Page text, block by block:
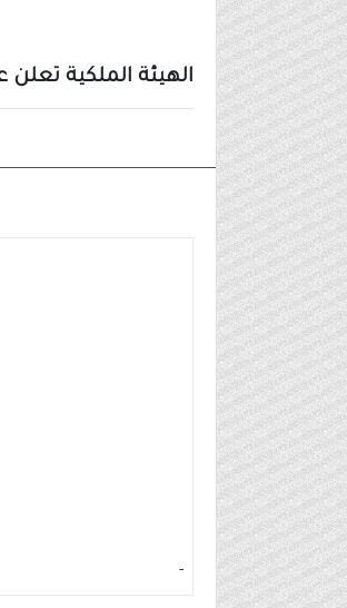
الهيئة الملكية تعلن
-